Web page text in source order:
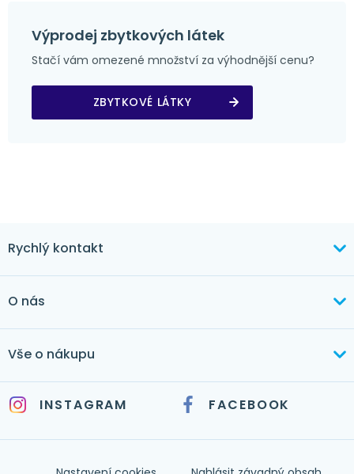
Výprodej zbytkových látek
Stačí vám omezené množství za výhodnější cenu?
ZBYTKOVÉ LÁTKY
Rychlý kontakt
info@byt-tex.cz
O nás
Služby
Vše o nákupu
INSTAGRAM FACEBOOK